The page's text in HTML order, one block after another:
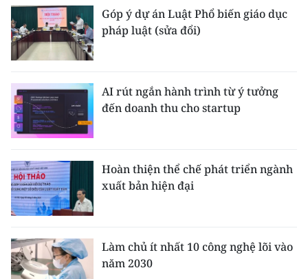
Góp ý dự án Luật Phổ biến giáo dục
pháp luật (sửa đổi)
AI rút ngắn hành trình từ ý tưởng
đến doanh thu cho startup
Hoàn thiện thể chế phát triển ngành
xuất bản hiện đại
Làm chủ ít nhất 10 công nghệ lõi vào
năm 2030